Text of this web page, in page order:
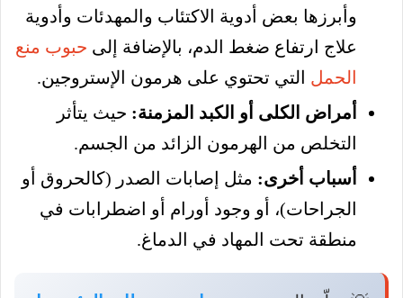
وأبرزها بعض أدوية الاكتئاب والمهدئات وأدوية
علاج ارتفاع ضغط الدم، بالإضافة إلى حبوب منع
الحمل التي تحتوي على هرمون الإستروجين.
أمراض الكلى أو الكبد المزمنة: حيث يتأثر
التخلص من الهرمون الزائد من الجسم.
أسباب أخرى: مثل إصابات الصدر (كالحروق أو
الجراحات)، أو وجود أورام أو اضطرابات في
منطقة تحت المهاد في الدماغ.